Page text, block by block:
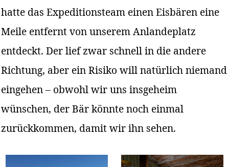
hatte das Expeditionsteam einen Eisbären eine
Meile entfernt von unserem Anlandeplatz
entdeckt. Der lief zwar schnell in die andere
Richtung, aber ein Risiko will natürlich niemand
eingehen – obwohl wir uns insgeheim
wünschen, der Bär könnte noch einmal
zurückkommen, damit wir ihn sehen.